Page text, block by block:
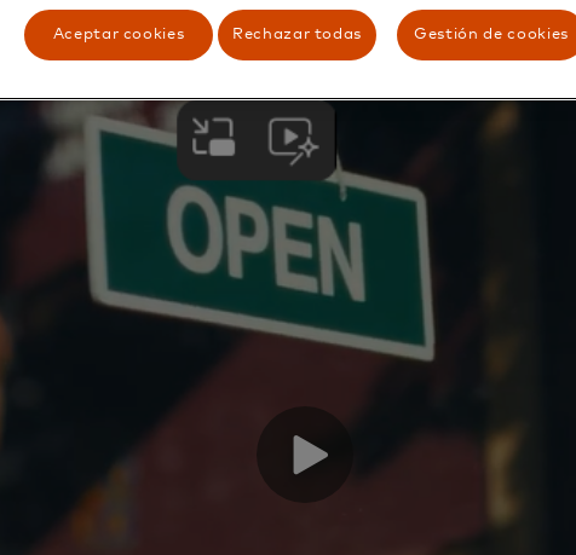
Aceptar cookies Rechazar todas Gestión de cookies